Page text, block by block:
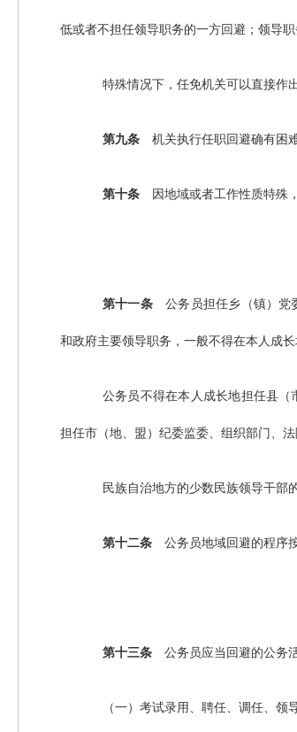
低或者不担任领导职务的一方回避；领导
特殊情况下，任免机关可以直接作出
第九条机关执行任职回避确有困难
第十条因地域或者工作性质特殊，
第十一条公务员担任乡（镇）党
和政府主要领导职务，一般不得在本人成
公务员不得在本人成长地担任县（
担任市（地、盟）纪委监委、组织部门、
民族自治地方的少数民族领导干部的
第十二条公务员地域回避的程序按
第十三条公务员应当回避的公务活
（一）考试录用、聘任、调任、领导